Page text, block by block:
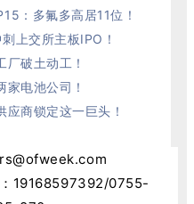
：多氟多高居11位！
上交所主板IPO！
厂破土动工！
家电池公司！
商锁定这一巨头！
19168597392/0755-